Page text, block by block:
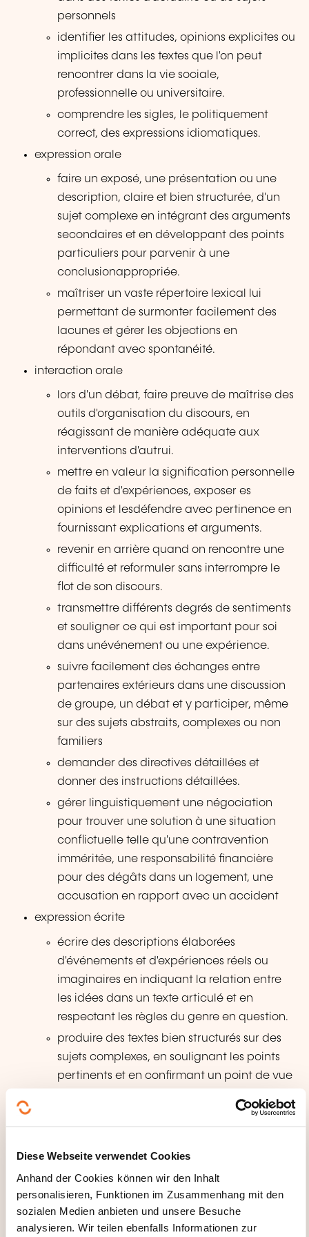
Diese Webseite verwendet Cookies
Anhand der Cookies können wir den Inhalt
personalisieren, Funktionen im Zusammenhang mit den
sozialen Medien anbieten und unsere Besuche
analysieren. Wir teilen ebenfalls Informationen zur
personnels
identifier les attitudes, opinions explicites ou
implicites dans les textes que l'on peut
rencontrer dans la vie sociale,
professionnelle ou universitaire.
comprendre les sigles, le politiquement
correct, des expressions idiomatiques.
expression orale
faire un exposé, une présentation ou une
description, claire et bien structurée, d'un
sujet complexe en intégrant des arguments
secondaires et en développant des points
particuliers pour parvenir à une
conclusionappropriée.
maîtriser un vaste répertoire lexical lui
permettant de surmonter facilement des
lacunes et gérer les objections en
répondant avec spontanéité.
interaction orale
lors d'un débat, faire preuve de maîtrise des
outils d'organisation du discours, en
réagissant de manière adéquate aux
interventions d'autrui.
mettre en valeur la signification personnelle
de faits et d'expériences, exposer es
opinions et lesdéfendre avec pertinence en
fournissant explications et arguments.
revenir en arrière quand on rencontre une
difficulté et reformuler sans interrompre le
flot de son discours.
transmettre différents degrés de sentiments
et souligner ce qui est important pour soi
dans unévénement ou une expérience.
suivre facilement des échanges entre
partenaires extérieurs dans une discussion
de groupe, un débat et y participer, même
sur des sujets abstraits, complexes ou non
familiers
demander des directives détaillées et
donner des instructions détaillées.
gérer linguistiquement une négociation
pour trouver une solution à une situation
conflictuelle telle qu'une contravention
imméritée, une responsabilité financière
pour des dégâts dans un logement, une
accusation en rapport avec un accident
expression écrite
écrire des descriptions élaborées
d'événements et d'expériences réels ou
imaginaires en indiquant la relation entre
les idées dans un texte articulé et en
respectant les règles du genre en question.
produire des textes bien structurés sur des
sujets complexes, en soulignant les points
pertinents et en confirmant un point de vue
d'arguments secondaires, de justifications et
conclusion appropriée.
exposer et défendre son point de vue
longuement.
écrire des textes descriptifs et de fiction
clairs, détaillés, bien construits dans un style